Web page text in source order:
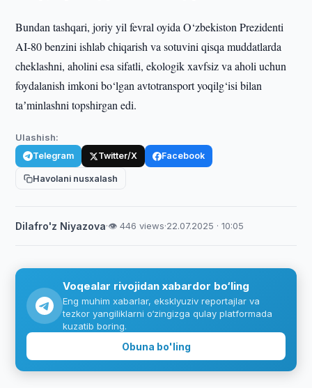
Bundan tashqari, joriy yil fevral oyida O‘zbekiston Prezidenti
AI-80 benzini ishlab chiqarish va sotuvini qisqa muddatlarda
cheklashni, aholini esa sifatli, ekologik xavfsiz va aholi uchun
foydalanish imkoni bo‘lgan avtotransport yoqilg‘isi bilan
taʼminlashni topshirgan edi.
Ulashish:
Telegram Twitter/X Facebook
Havolani nusxalash
Dilafro'z Niyazova·👁 446 views·22.07.2025 · 10:05
Voqealar rivojidan xabardor bo‘ling
Eng muhim xabarlar, eksklyuziv reportajlar va
tezkor yangiliklarni o‘zingizga qulay platformada
kuzatib boring.
Obuna bo'ling